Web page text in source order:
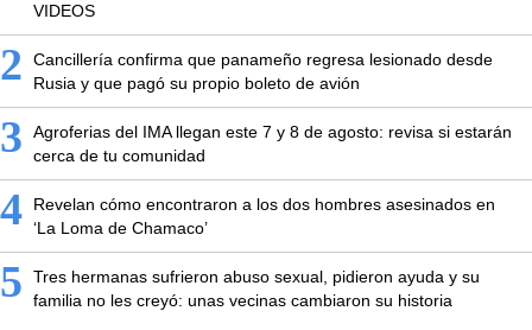
VIDEOS
2
Cancillería confirma que panameño regresa lesionado desde
Rusia y que pagó su propio boleto de avión
3
Agroferias del IMA llegan este 7 y 8 de agosto: revisa si estarán
cerca de tu comunidad
4
Revelan cómo encontraron a los dos hombres asesinados en
‘La Loma de Chamaco’
5
Tres hermanas sufrieron abuso sexual, pidieron ayuda y su
familia no les creyó: unas vecinas cambiaron su historia